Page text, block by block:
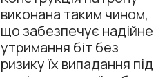
виконана таким чином,
що забезпечує надійне
утримання біт без
ризику їх випадання під